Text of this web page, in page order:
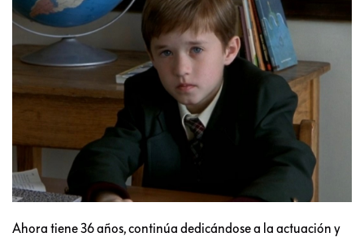
Ahora tiene 36 años, continúa dedicándose a la actuación y